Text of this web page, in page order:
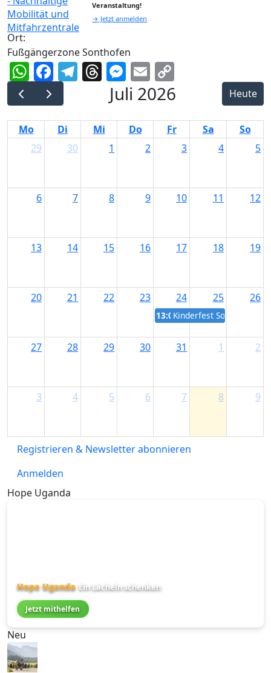
Veranstaltung!
→ Jetzt anmelden
Ort:
Fußgängerzone Sonthofen
WhatsApp
Facebook
Telegram
Threads
Messenger
Email
Link
Juli 2026 Heute
Mo Di Mi Do Fr Sa
So
29
30 1 2 3 4 5
6 7 8 9 10 11 12
13 14 15 16 17 18 19
20 21 22 23 24
13:00Kinderfest Sonthofen
25 26
27 28 29 30 31 1 2
3 4 5 6 7 8 9
Registrieren & Newsletter abonnieren
Anmelden
Hope Uganda
Hope Uganda Ein Lächeln schenken
Jetzt mithelfen
Neu